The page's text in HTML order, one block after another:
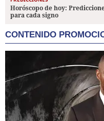
Horóscopo de hoy:
para cada signo
CONTENIDO